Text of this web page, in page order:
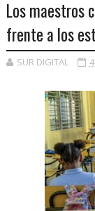
Los maestros
frente a los
SUR DIGITAL